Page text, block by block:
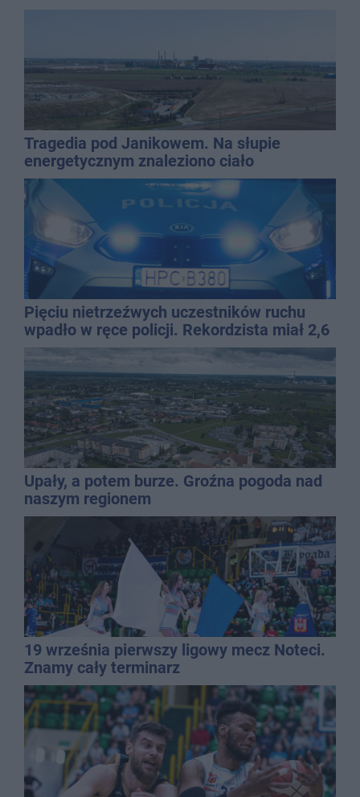
Tragedia pod Janikowem. Na słupie
energetycznym znaleziono ciało
mężczyzny
Pięciu nietrzeźwych uczestników ruchu
wpadło w ręce policji. Rekordzista miał 2,6
promila
Upały, a potem burze. Groźna pogoda nad
naszym regionem
19 września pierwszy ligowy mecz Noteci.
Znamy cały terminarz